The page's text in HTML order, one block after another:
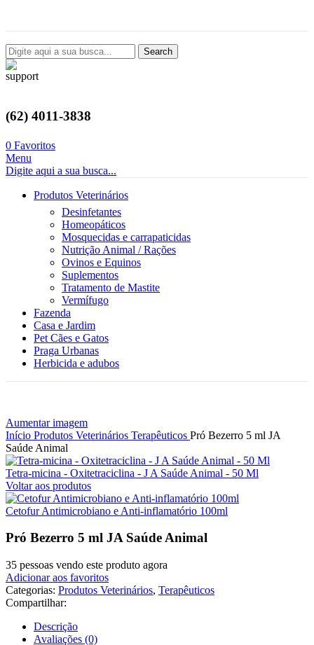
Search
(62) 4011-3838
0 Favoritos
Menu
Digite aqui a sua busca...
Produtos Veterinários
Desinfetantes
Homeopáticos
Mosquecidas e carrapaticidas
Nutrição Animal / Rações
Ovinos e Equinos
Suplementos
Tratamento de Mastite
Vermífugo
Fazenda
Casa e Jardim
Pet Cães e Gatos
Praga Urbanas
Herbicida e adubos
Aumentar imagem
Início Produtos Veterinários Terapêuticos Pró Bezerro 5 ml JA
Saúde Animal
Tetra-micina - Oxitetraciclina - J A Saúde Animal - 50 Ml
Voltar aos produtos
Cetofur Antimicrobiano e Anti-inflamatório 100ml
Pró Bezerro 5 ml JA Saúde Animal
35 pessoas vendo este produto agora
Adicionar aos favoritos
Categorias: Produtos Veterinários, Terapêuticos
Compartilhar:
Descrição
Avaliações (0)